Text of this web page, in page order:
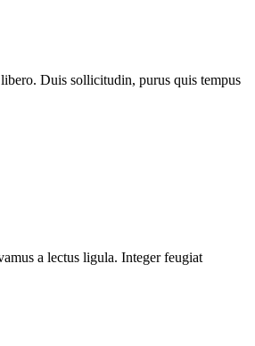
Duis sollicitudin, purus quis tempus
a lectus ligula. Integer feugiat